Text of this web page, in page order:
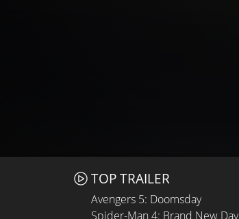
TOP TRAILER
Avengers 5: Doomsday
Spider-Man 4: Brand New Day